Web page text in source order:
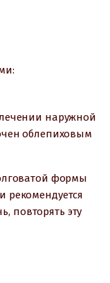
наружной
облепиховым
формы
рекомендуется
повторять эту